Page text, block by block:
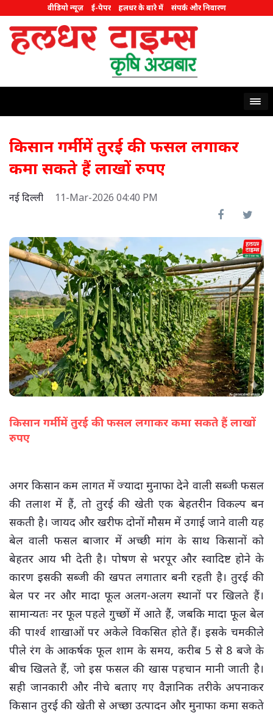
वीडियो न्यूज़ ई-पेपर हलधर के बारे में संपर्क और निवारण
किसान गर्मी में तुरई की फसल लगाकर
कमा सकते हैं लाखों रुपए
नई दिल्ली 11-Mar-2026 04:40 PM
किसान गर्मी में तुरई की फसल लगाकर कमा सकते हैं लाखों
रुपए
अगर किसान कम लागत में ज्यादा मुनाफा देने वाली सब्जी फसल
की तलाश में हैं, तो तुरई की खेती एक बेहतरीन विकल्प बन
सकती है। जायद और खरीफ दोनों मौसम में उगाई जाने वाली यह
बेल वाली फसल बाजार में अच्छी मांग के साथ किसानों को
बेहतर आय भी देती है। पोषण से भरपूर और स्वादिष्ट होने के
कारण इसकी सब्जी की खपत लगातार बनी रहती है। तुरई की
बेल पर नर और मादा फूल अलग-अलग स्थानों पर खिलते हैं।
सामान्यतः नर फूल पहले गुच्छों में आते हैं, जबकि मादा फूल बेल
की पार्श्व शाखाओं पर अकेले विकसित होते हैं। इसके चमकीले
पीले रंग के आकर्षक फूल शाम के समय, करीब 5 से 8 बजे के
बीच खिलते हैं, जो इस फसल की खास पहचान मानी जाती है।
सही जानकारी और नीचे बताए गए वैज्ञानिक तरीके अपनाकर
किसान तुरई की खेती से अच्छा उत्पादन और मुनाफा कमा सकते